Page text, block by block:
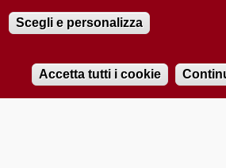
Audio
Registrazione presso il Tribunale di Padova n.
2012
Scegli e personalizza
Accetta tutti i cookie